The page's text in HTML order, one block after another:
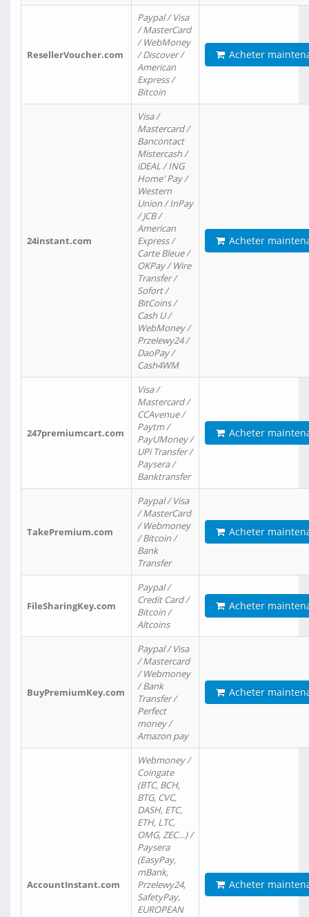
ResellerVoucher.com
Paypal / Visa
/ MasterCard
/ WebMoney
/ Discover /
American
Express /
Bitcoin
Acheter
24instant.com
Visa /
Mastercard /
Bancontact
Mistercash /
iDEAL / ING
Home' Pay /
Western
Union / InPay
/ JCB /
American
Express /
Carte Bleue /
OKPay / Wire
Transfer /
Sofort /
BitCoins /
Cash U /
WebMoney /
Przelewy24 /
DaoPay /
Cash4WM
Acheter
247premiumcart.com
Visa /
Mastercard /
CCAvenue /
Paytm /
PayUMoney /
UPi Transfer /
Paysera /
Banktransfer
Acheter
TakePremium.com
Paypal / Visa
/ MasterCard
/ Webmoney
/ Bitcoin /
Bank
Transfer
Acheter
FileSharingKey.com
Paypal /
Credit Card /
Bitcoin /
Altcoins
Acheter
BuyPremiumKey.com
Paypal / Visa
/ Mastercard
/ Webmoney
/ Bank
Transfer /
Perfect
money /
Amazon pay
Acheter
AccountInstant.com
Webmoney /
Coingate
(BTC, BCH,
BTG, CVC,
DASH, ETC,
ETH, LTC,
OMG, ZEC…) /
Paysera
(EasyPay,
mBank,
Przelewy24,
SafetyPay,
EUROPEAN
Acheter